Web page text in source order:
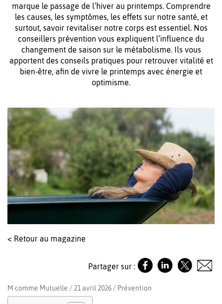
marque le passage de l’hiver au printemps. Comprendre
les causes, les symptômes, les effets sur notre santé, et
surtout, savoir revitaliser notre corps est essentiel. Nos
conseillers prévention vous expliquent l’influence du
changement de saison sur le métabolisme. Ils vous
apportent des conseils pratiques pour retrouver vitalité et
bien-être, afin de vivre le printemps avec énergie et
optimisme.
< Retour au magazine
Partager sur :
M comme Mutuelle / 21 avril 2026 / Prévention